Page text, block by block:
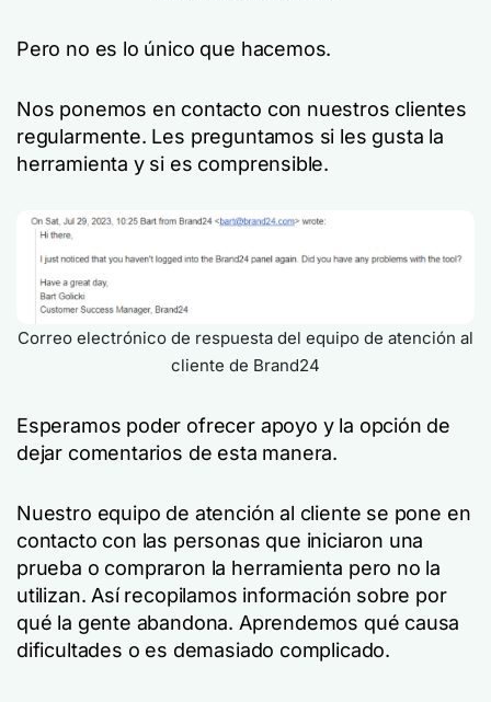
Pero no es lo único que hacemos.
Nos ponemos en contacto con nuestros clientes
regularmente. Les preguntamos si les gusta la
herramienta y si es comprensible.
Correo electrónico de respuesta del equipo de atención al
cliente de Brand24
Esperamos poder ofrecer apoyo y la opción de
dejar comentarios de esta manera.
Nuestro equipo de atención al cliente se pone en
contacto con las personas que iniciaron una
prueba o compraron la herramienta pero no la
utilizan. Así recopilamos información sobre por
qué la gente abandona. Aprendemos qué causa
dificultades o es demasiado complicado.